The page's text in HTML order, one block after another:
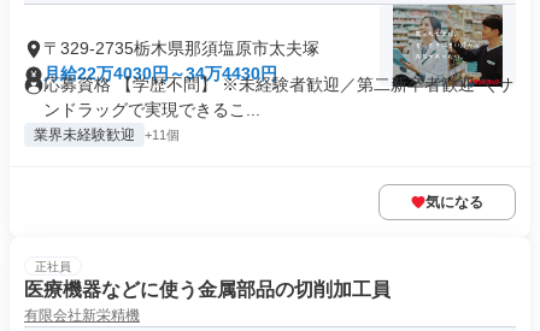
〒329-2735栃木県那須塩原市太夫塚
月給22万4030円～34万4430円
応募資格 【学歴不問】 ※未経験者歓迎／第二新卒者歓迎 ＼サ
ンドラッグで実現できるこ...
業界未経験歓迎 +11個
気になる
正社員
医療機器などに使う金属部品の切削加工員
有限会社新栄精機